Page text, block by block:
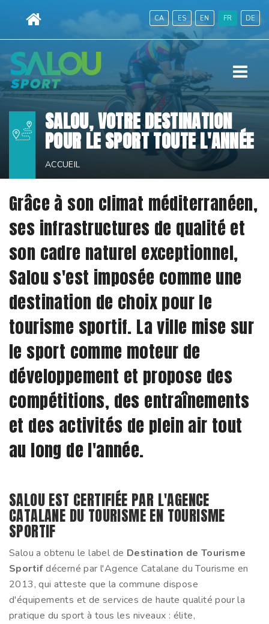
CA ES EN FR DE
SALOU, VOTRE DESTINATION
POUR LE SPORT TOUTE L'ANNÉE
ACCUEIL
Grâce à son climat méditerranéen,
ses infrastructures de qualité et
son cadre naturel exceptionnel,
Salou s'est imposée comme une
destination de choix pour le
tourisme sportif. La ville mise sur
le sport comme moteur de
développement et propose des
compétitions, des entraînements
et des activités de plein air tout
au long de l'année.
SALOU EST CERTIFIÉE PAR L'AGENCE
CATALANE DU TOURISME EN TOURISME
SPORTIF
Salou a obtenu le label de Destination de Tourisme
Sportifdécerné par l'Agence Catalane du Tourisme en
2013, qui atteste que la commune dispose
d'équipements et de services de haute qualité pour la
pratique du sport à tous les niveaux : élite,